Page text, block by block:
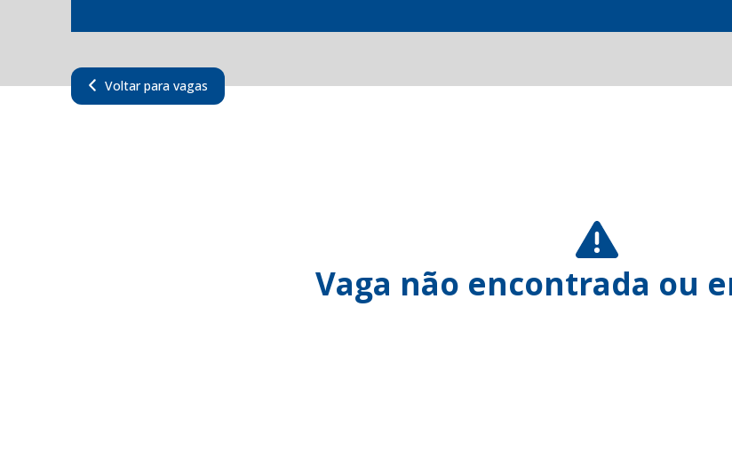
Voltar para vagas
Vaga não encontrada ou